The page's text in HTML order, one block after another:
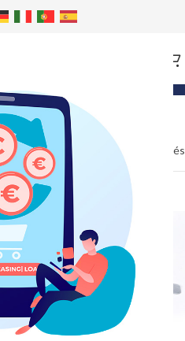
fumoir 25 résultats affichés